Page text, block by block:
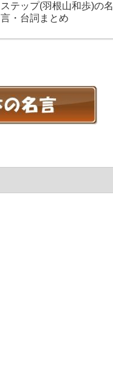
ステップ(羽根山和歩)の名
言・台詞まとめ